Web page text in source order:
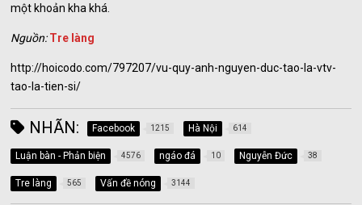
một khoản kha khá.
Nguồn: Tre làng
http://hoicodo.com/797207/vu-quy-anh-nguyen-duc-tao-la-vtv-
tao-la-tien-si/
NHÃN: Facebook 1215 Hà Nội 614
Luận bàn - Phản biện 4576 ngáo đá 10 Nguyễn Đức 38
Tre làng 565 Vấn đề nóng 3144